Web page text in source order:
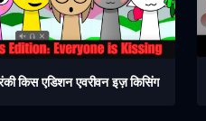
किस एडिशन एवरीवन इज़ किसिंग